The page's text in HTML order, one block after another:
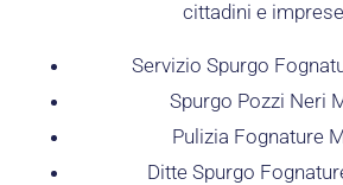
cittadini e
Servizio Spurgo
Spurgo Pozzi Neri
Pulizia Fognature
Ditte Spurgo